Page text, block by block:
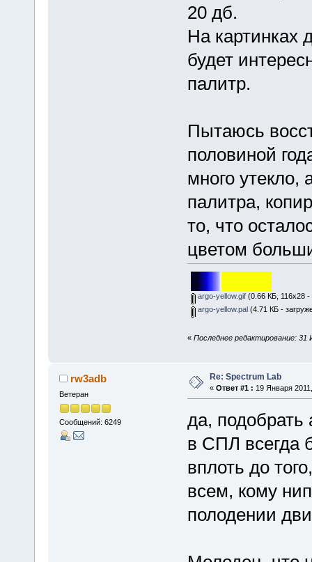
20 дб.
На картинках
будет
палитр.
Пытаюсь
половиной
много утекло,
палитра,
то, что
цветом
argo-yellow.gif(0.66 КБ, 116x28 -
argo-yellow.pal(4.71 КБ -
« Последнее редактирование:
rw3adb
Ветеран
Сообщений: 6249
Re: Spectrum Lab
« Ответ #1 : 19 Января
да, подобрать
в СПЛ всегда
вплоть до
всем, кому
полодении